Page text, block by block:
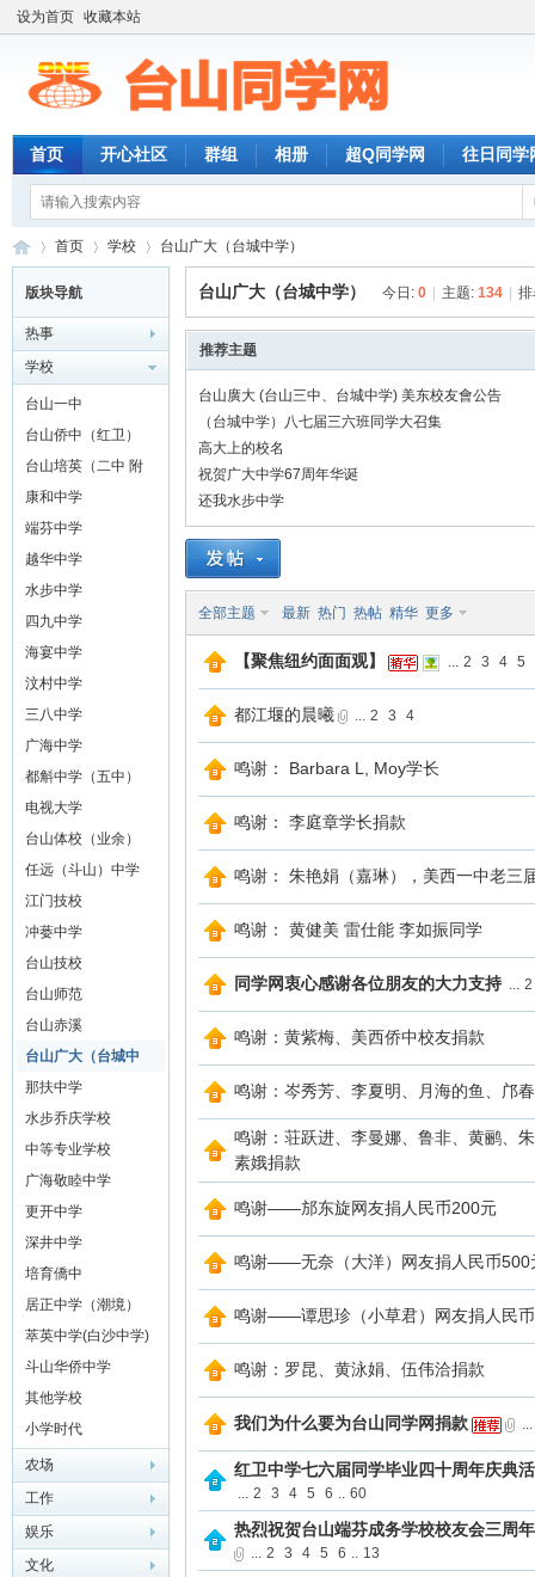
设为首页 收藏本站
首页 开心社区 群组 相册 超Q同学网 往日同学
台
山
»
首页
›
学校
›
台山广大（台城中学）
版块导航
热事
学校
台山一中
台山侨中（红卫）
台山培英（二中 附
城）
康和中学
端芬中学
越华中学
水步中学
四九中学
海宴中学
汶村中学
三八中学
广海中学
都斛中学（五中）
电视大学
台山体校（业余）
任远（斗山）中学
江门技校
冲蒌中学
台山技校
台山师范
台山赤溪
台山广大（台城中
学）
那扶中学
水步乔庆学校
中等专业学校
广海敬睦中学
更开中学
深井中学
培育僑中
居正中学（潮境）
萃英中学(白沙中学)
斗山华侨中学
其他学校
小学时代
农场
工作
娱乐
文化
台山广大（台城中学） 今日: 0 主题: 134
推荐主题
台山廣大 (台山三中、台城中学) 美东校友會公告
（台城中学）八七届三六班同学大召集
高大上的校名
祝贺广大中学67周年华诞
还我水步中学
全部主题 最新 热门 热帖 精华 更多
【聚焦纽约面面观】 ... 2 3 4 5
都江堰的晨曦 ... 2 3 4
鸣谢： Barbara L, Moy学长
鸣谢： 李庭章学长捐款
鸣谢： 朱艳娟（嘉琳），美西一中老三
鸣谢： 黄健美 雷仕能 李如振同学
同学网衷心感谢各位朋友的大力支持 ... 2
鸣谢：黄紫梅、美西侨中校友捐款
鸣谢：岑秀芳、李夏明、月海的鱼、邝
鸣谢：荘跃进、李曼娜、鲁非、黄鹂、
素娥捐款
鸣谢——邡东旋网友捐人民币200元
鸣谢——无奈（大洋）网友捐人民币500
鸣谢——谭思珍（小草君）网友捐人民
鸣谢：罗昆、黄泳娟、伍伟洽捐款
我们为什么要为台山同学网捐款 ...
红卫中学七六届同学毕业四十周年庆典
... 2 3 4 5 6 .. 60
热烈祝贺台山端芬成务学校校友会三周
... 2 3 4 5 6 .. 13